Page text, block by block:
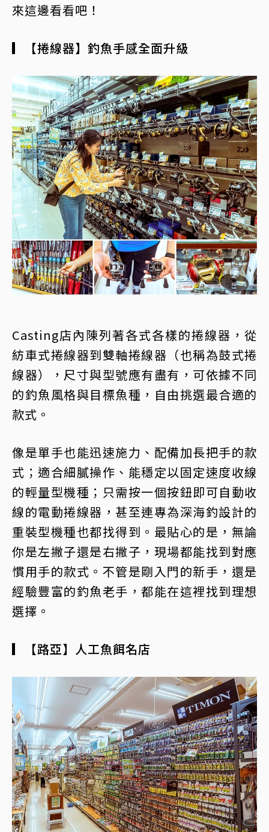
來這邊看看吧！
▎【捲線器】釣魚手感全面升級
Casting店內陳列著各式各樣的捲線器，從
紡車式捲線器到雙軸捲線器（也稱為鼓式捲
線器），尺寸與型號應有盡有，可依據不同
的釣魚風格與目標魚種，自由挑選最合適的
款式。
像是單手也能迅速施力、配備加長把手的款
式；適合細膩操作、能穩定以固定速度收線
的輕量型機種；只需按一個按鈕即可自動收
線的電動捲線器，甚至連專為深海釣設計的
重裝型機種也都找得到。最貼心的是，無論
你是左撇子還是右撇子，現場都能找到對應
慣用手的款式。不管是剛入門的新手，還是
經驗豐富的釣魚老手，都能在這裡找到理想
選擇。
▎【路亞】人工魚餌名店